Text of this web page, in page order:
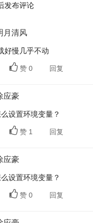
发布评论
月清风
好慢几乎不动
赞 0 回复
应豪
设置环境变量？
赞 1 回复
应豪
设置环境变量？
赞 0 回复